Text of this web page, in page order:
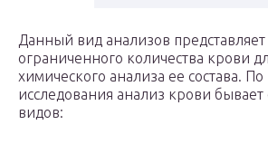
Данный вид анализов
ограниченного количества крови
химического анализа ее состава. По
исследования анализ крови
видов: